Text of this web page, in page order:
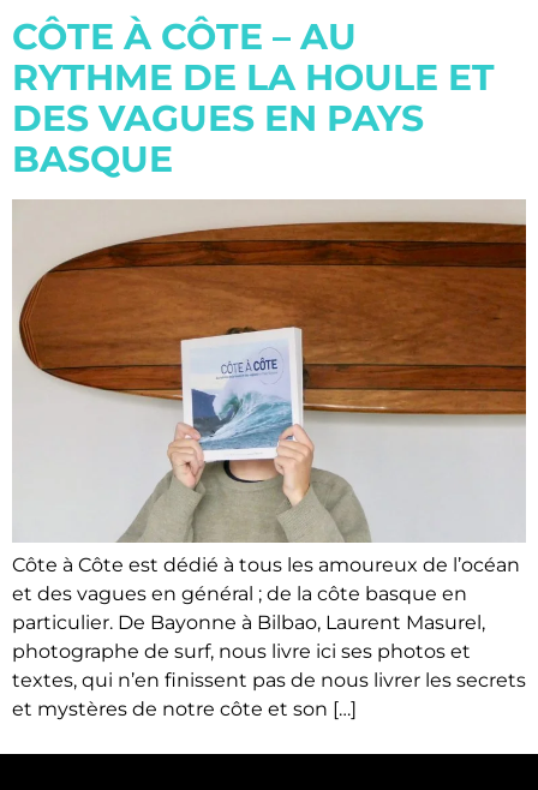
CÔTE À CÔTE – AU
RYTHME DE LA HOULE ET
DES VAGUES EN PAYS
BASQUE
Côte à Côte est dédié à tous les amoureux de l’océan
et des vagues en général ; de la côte basque en
particulier. De Bayonne à Bilbao, Laurent Masurel,
photographe de surf, nous livre ici ses photos et
textes, qui n’en finissent pas de nous livrer les secrets
et mystères de notre côte et son […]